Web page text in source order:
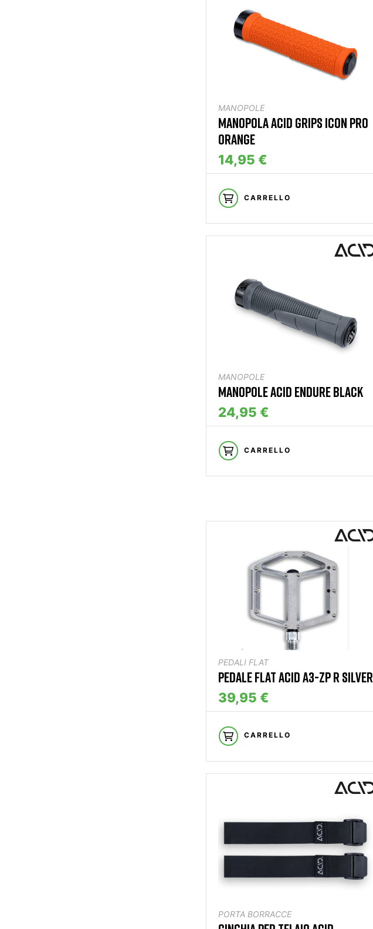
MANOPOLE
MANOPOLA ACID GRIPS ICON PRO
ORANGE
14,95 €
CARRELLO
MANOPOLE
MANOPOLE ACID ENDURE BLACK
24,95 €
CARRELLO
PEDALI FLAT
PEDALE FLAT ACID A3-ZP R SILVER
39,95 €
CARRELLO
PORTA BORRACCE